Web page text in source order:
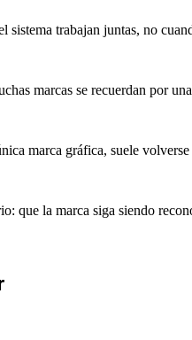
sistema trabajan juntas, no
marcas se recuerdan por
marca gráfica, suele
que la marca siga siendo